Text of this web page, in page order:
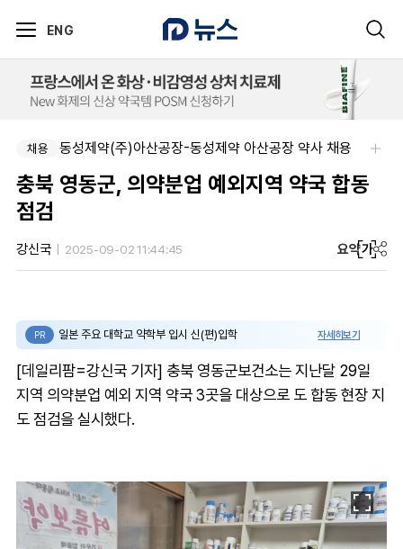
ENG
채용 동성제약(주)아산공장-동성제약 아산공장 약사 채용
충북 영동군, 의약분업 예외지역 약국 합동
점검
강신국 2025-09-02 11:44:45 요약가
PR 일본 주요 대학교 약학부 입시 신(편)입학 자세히보기
[데일리팜=강신국 기자] 충북 영동군보건소는 지난달 29일
지역 의약분업 예외 지역 약국 3곳을 대상으로 도 합동 현장 지
도 점검을 실시했다.